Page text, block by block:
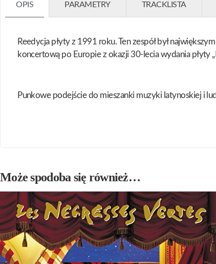
OPIS PARAMETRY TRACKLISTA
Reedycja płyty z 1991 roku. Ten zespół był
koncertową po Europie z okazji 30-lecia wydania płyty
Punkowe podejście do mieszanki muzyki latynoskiej i
Może spodoba się również…